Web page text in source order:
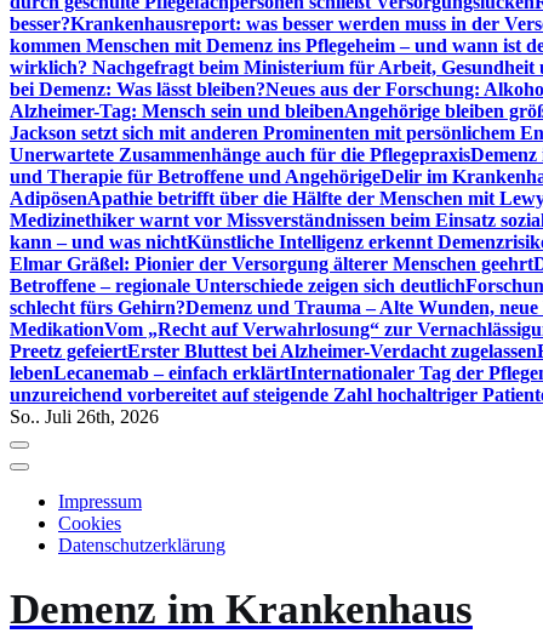
besser?Krankenhausreport: was besser werden muss in der
kommen Menschen mit Demenz ins Pflegeheim – und wann ist
wirklich? Nachgefragt beim Ministerium für Arbeit, Gesundheit
bei Demenz: Was lässt bleiben?Neues aus der Forschung:
Alzheimer-Tag: Mensch sein und bleibenAngehörige bleiben
Jackson setzt sich mit anderen Prominenten mit persönlichem
Unerwartete Zusammenhänge auch für die Pflegepraxis
und Therapie für Betroffene und AngehörigeDelir im
AdipösenApathie betrifft über die Hälfte der Menschen mit
Medizinethiker warnt vor Missverständnissen beim Einsatz
kann – und was nichtKünstliche Intelligenz erkennt
Elmar Gräßel: Pionier der Versorgung älterer Menschen geehrt
Betroffene – regionale Unterschiede zeigen sich deutlich
schlecht fürs Gehirn?Demenz und Trauma – Alte Wunden,
MedikationVom „Recht auf Verwahrlosung“ zur
Preetz gefeiertErster Bluttest bei Alzheimer-Verdacht zugelassen
lebenLecanemab – einfach erklärtInternationaler Tag der
unzureichend vorbereitet auf steigende Zahl hochaltriger
So.. Juli 26th, 2026
Impressum
Cookies
Datenschutzerklärung
Demenz im Krankenhaus